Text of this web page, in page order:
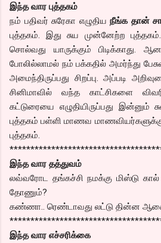
இந்த வார புத்தகம்
நம் பதிவர் சுரேகா எழுதியநீங்க தான்
புத்தகம். இது சுய முன்னேற்ற
சொல்வது யாருக்கும் பிடிக்காது.
போலில்லாமல் நம் பக்கதில் அமர்ந்து
அமைந்திருப்பது சிறப்பு. அப்படி
சினிமாவில் வந்த காட்சிகளை
கட்டுரையை எழுதியிருப்பது இன்னும்
புத்தகம் பள்ளி மாணவ
புத்தகம்.
இந்த வார தத்துவம்
லவ்வரோட தங்கச்சி நமக்கு மிஸ்டு
தோணும்?
கண்ணா.. ரெண்டாவது லட்டு தின்ன
இந்த வார எச்சரிக்கை